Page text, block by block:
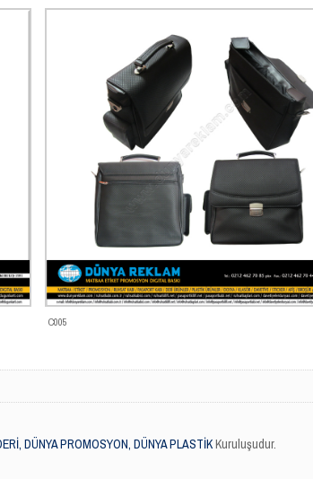
C005
DÜNYA PROMOSYON, DÜNYA PLASTİKKuruluşudur.